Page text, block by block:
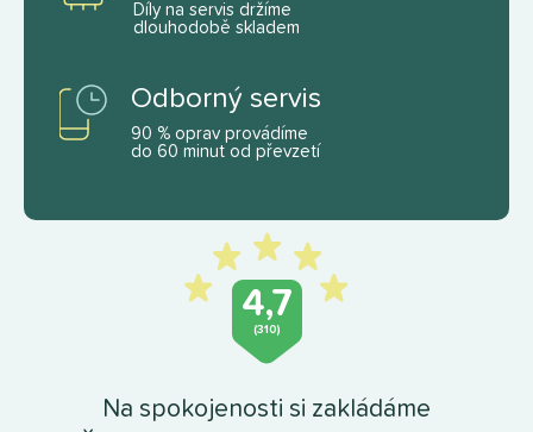
Díly na servis držíme
dlouhodobě skladem
Odborný servis
90 % oprav provádíme
do 60 minut od převzetí
4,7
(310)
Na spokojenosti si zakládáme